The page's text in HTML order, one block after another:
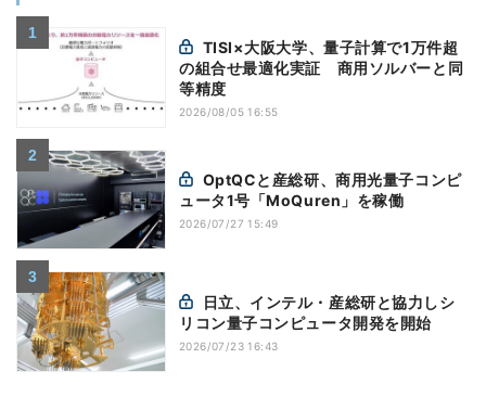
の組合せ最適化実証 商用ソルバーと同
等精度
2026/08/05 16:55
ュータ1号「MoQuren」を稼働
2026/07/27 15:49
リコン量子コンピュータ開発を開始
2026/07/23 16:43